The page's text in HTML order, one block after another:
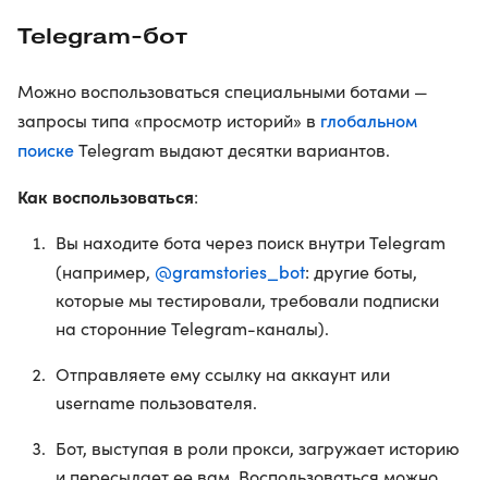
Telegram‑бот
Можно воспользоваться специальными ботами —
запросы типа «просмотр историй» в глобальном
поискеTelegram выдают десятки вариантов.
Как воспользоваться:
Вы находите бота через поиск внутри Telegram
(например, @gramstories_bot: другие боты,
которые мы тестировали, требовали подписки
на сторонние Telegram-каналы).
Отправляете ему ссылку на аккаунт или
username пользователя.
Бот, выступая в роли прокси, загружает историю